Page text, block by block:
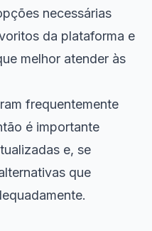
necessárias
da plataforma e
melhor atender às
frequentemente
é importante
e, se
que